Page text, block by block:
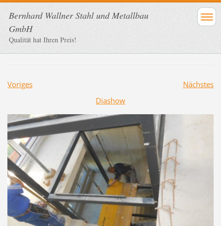
Bernhard Wallner Stahl und Metallbau
GmbH
Qualität hat Ihren Preis!
Voriges
Nächstes
Diashow